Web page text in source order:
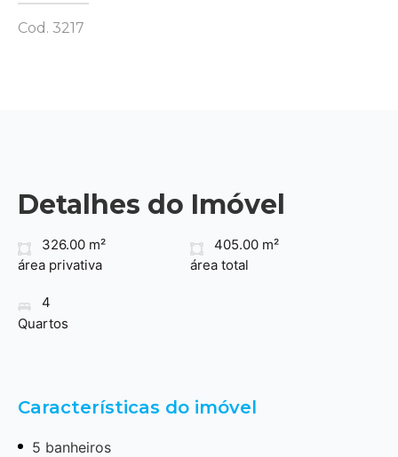
Cod. 3217
Detalhes do Imóvel
326.00 m²
área privativa
405.00 m²
área total
4
Quartos
Características do imóvel
5 banheiros